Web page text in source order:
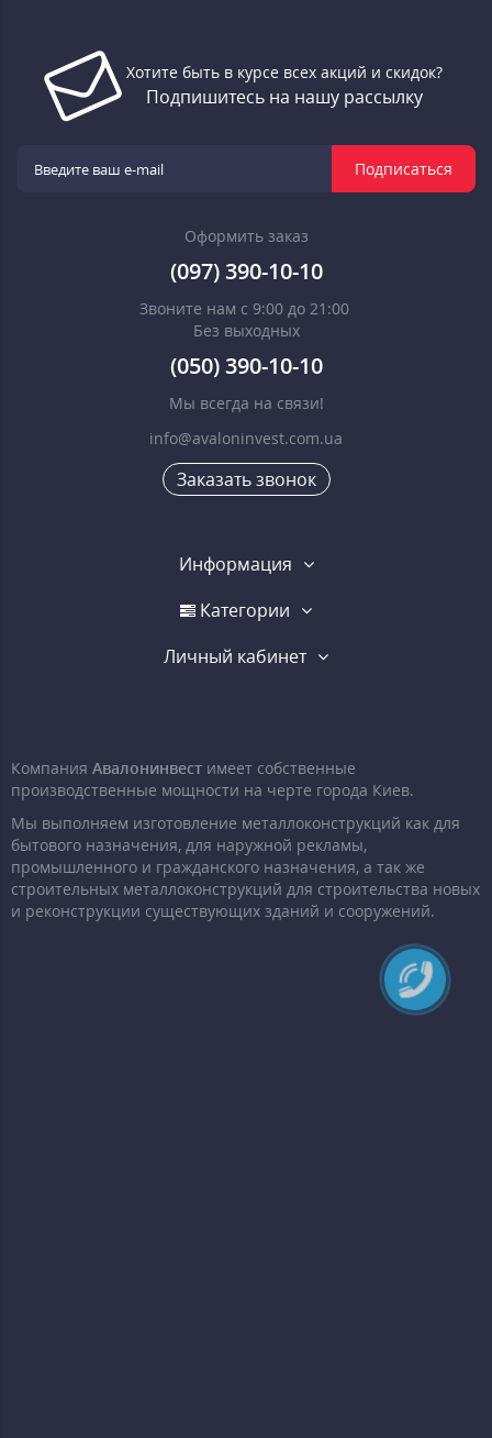
Хотите быть в курсе всех акций и скидок?
Подпишитесь на нашу рассылку
Подписаться
Оформить заказ
(097) 390-10-10
Звоните нам с 9:00 до 21:00
Без выходных
(050) 390-10-10
Мы всегда на связи!
info@avaloninvest.com.ua
Заказать звонок
Информация
Категории
Личный кабинет
Компания Авалонинвест имеет собственные
производственные мощности на черте города Киев.
Мы выполняем изготовление металлоконструкций как для
бытового назначения, для наружной рекламы,
промышленного и гражданского назначения, а так же
строительных металлоконструкций для строительства новых
и реконструкции существующих зданий и сооружений.